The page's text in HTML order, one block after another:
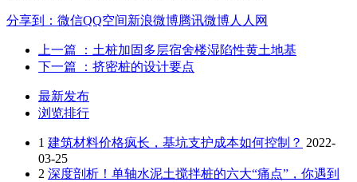
分享到： 微信QQ空间新浪微博腾讯微博人人网
上一篇
：土桩加固多层宿舍楼湿陷性黄土地基
下一篇
：挤密桩的设计要点
最新发布
浏览排行
1 建筑材料价格疯长，基坑支护成本如何控制？ 2022-
03-25
2 深度剖析！单轴水泥土搅拌桩的六大“痛点”，你遇到